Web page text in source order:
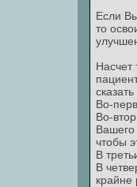
Если
то
Насчет
Во-
Во-
Вашего
чтобы
В
В
крайне